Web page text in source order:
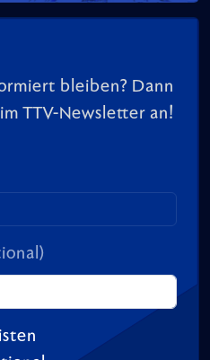
bleiben? Dann
TTV-Newsletter an!